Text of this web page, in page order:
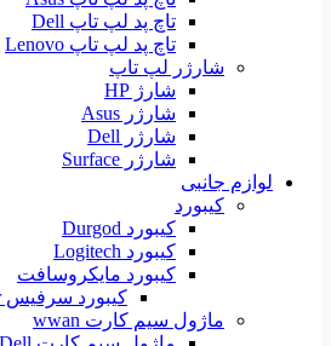
تاچ پد لپ تاپ Dell
تاچ پد لپ تاپ Lenovo
شارژر لپ تاپ
شارژ HP
شارژر Asus
شارژر Dell
شارژر Surface
لوازم جانبی
کیبورد
کیبورد Durgod
کیبورد Logitech
کیبورد مایکروسافت
کیبورد سرفیس Surface Pro Type Cover
ماژول سیم کارت wwan